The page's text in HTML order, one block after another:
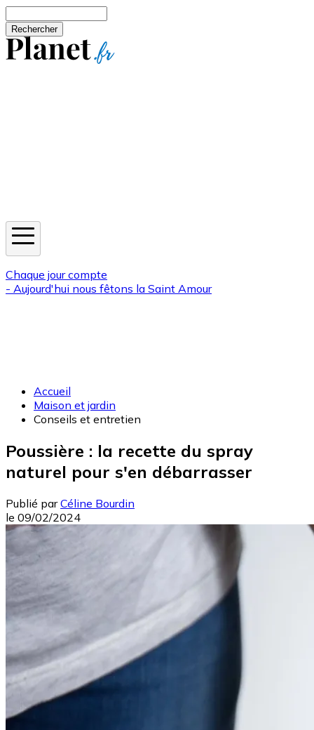
Chaque jour compte
- Aujourd'hui nous fêtons la Saint Amour
Accueil
Maison et jardin
Conseils et entretien
Poussière : la recette du spray
naturel pour s'en débarrasser
Publié par Céline Bourdin
le 09/02/2024